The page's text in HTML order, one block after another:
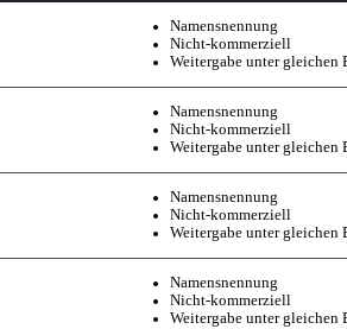
Namensnennung
Nicht-kommerziell
Weitergabe unter gleichen
Namensnennung
Nicht-kommerziell
Weitergabe unter gleichen
Namensnennung
Nicht-kommerziell
Weitergabe unter gleichen
Namensnennung
Nicht-kommerziell
Weitergabe unter gleichen